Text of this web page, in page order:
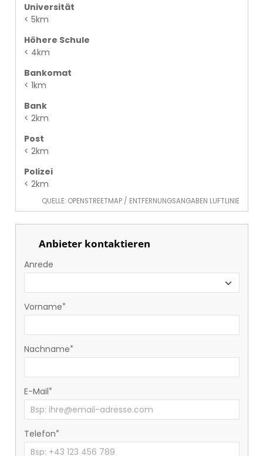
Universität
< 5km
Höhere Schule
< 4km
Bankomat
< 1km
Bank
< 2km
Post
< 2km
Polizei
< 2km
QUELLE: OPENSTREETMAP / ENTFERNUNGSANGABEN LUFTLINIE
Anbieter kontaktieren
Anrede
Vorname
Nachname
E-Mail
Telefon